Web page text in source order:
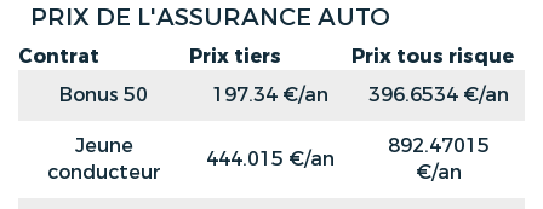
PRIX DE L'ASSURANCE AUTO
Contrat Prix tiers
Prix tous risque
Bonus 50
197.34 €/an
396.6534 €/an
Jeune
conducteur
444.015 €/an
892.47015
€/an